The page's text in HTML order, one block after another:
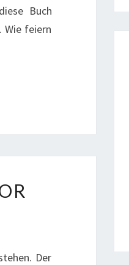
Buch
feiern
Der